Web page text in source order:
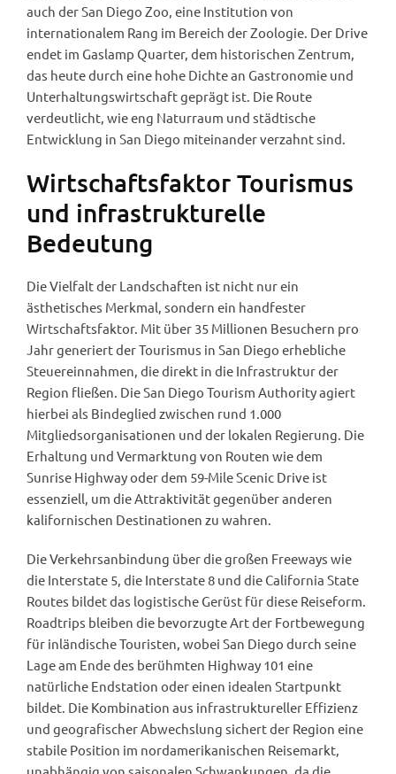
auch der San Diego Zoo, eine Institution von
internationalem Rang im Bereich der Zoologie. Der Drive
endet im Gaslamp Quarter, dem historischen Zentrum,
das heute durch eine hohe Dichte an Gastronomie und
Unterhaltungswirtschaft geprägt ist. Die Route
verdeutlicht, wie eng Naturraum und städtische
Entwicklung in San Diego miteinander verzahnt sind.
Wirtschaftsfaktor Tourismus
und infrastrukturelle
Bedeutung
Die Vielfalt der Landschaften ist nicht nur ein
ästhetisches Merkmal, sondern ein handfester
Wirtschaftsfaktor. Mit über 35 Millionen Besuchern pro
Jahr generiert der Tourismus in San Diego erhebliche
Steuereinnahmen, die direkt in die Infrastruktur der
Region fließen. Die San Diego Tourism Authority agiert
hierbei als Bindeglied zwischen rund 1.000
Mitgliedsorganisationen und der lokalen Regierung. Die
Erhaltung und Vermarktung von Routen wie dem
Sunrise Highway oder dem 59-Mile Scenic Drive ist
essenziell, um die Attraktivität gegenüber anderen
kalifornischen Destinationen zu wahren.
Die Verkehrsanbindung über die großen Freeways wie
die Interstate 5, die Interstate 8 und die California State
Routes bildet das logistische Gerüst für diese Reiseform.
Roadtrips bleiben die bevorzugte Art der Fortbewegung
für inländische Touristen, wobei San Diego durch seine
Lage am Ende des berühmten Highway 101 eine
natürliche Endstation oder einen idealen Startpunkt
bildet. Die Kombination aus infrastruktureller Effizienz
und geografischer Abwechslung sichert der Region eine
stabile Position im nordamerikanischen Reisemarkt,